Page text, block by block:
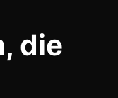
die